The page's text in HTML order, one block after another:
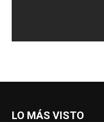
LO MÁS VISTO